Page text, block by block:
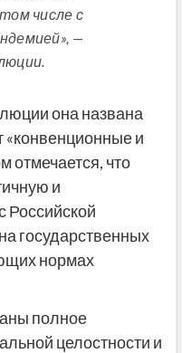
числе с
—
она названа
«конвенционные и
отмечается, что
и
Российской
государственных
нормах
полное
целостности и